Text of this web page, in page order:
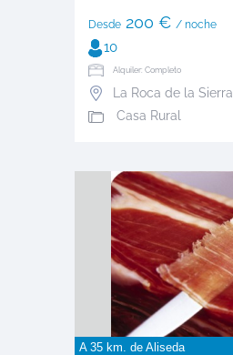
Desde200 € / noche
10
Alquiler: Completo
La Roca de la Sierra
Casa Rural
A 35 km. de Aliseda